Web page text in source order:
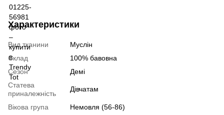
Характеристики
Вид тканини
Муслін
Склад
100% бавовна
Сезон
Демі
Статева
приналежність
Дівчатам
Вікова група
Немовля (56-86)